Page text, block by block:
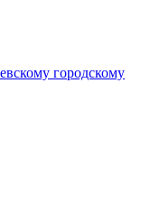
городскому